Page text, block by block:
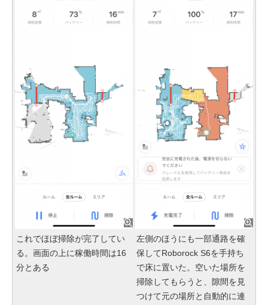
これでほぼ掃除が完了してい
る。画面の上に稼働時間は16
分とある
左側のほうにも一部通路を確
保してRoborock S6を手持ち
で床に置いた。空いた場所を
掃除してもらうと、隙間を見
つけて元の場所と自動的に連